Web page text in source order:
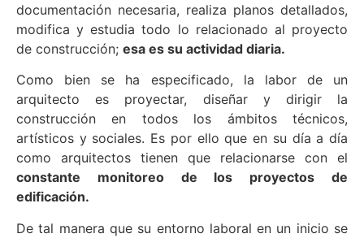
documentación necesaria, realiza planos detallados,
modifica y estudia todo lo relacionado al proyecto
de construcción; esa es su actividad diaria.
Como bien se ha especificado, la labor de un
arquitecto es proyectar, diseñar y dirigir la
construcción en todos los ámbitos técnicos,
artísticos y sociales. Es por ello que en su día a día
como arquitectos tienen que relacionarse con el
constante monitoreo de los proyectos de
edificación.
De tal manera que su entorno laboral en un inicio se